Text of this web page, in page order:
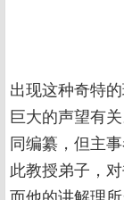
出现这种奇特
巨大的声望有
同编纂，但主
此教授弟子，